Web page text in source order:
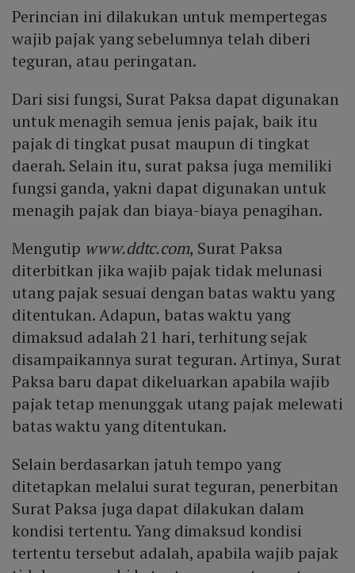
Perincian ini dilakukan untuk mempertegas
wajib pajak yang sebelumnya telah diberi
teguran, atau peringatan.
Dari sisi fungsi, Surat Paksa dapat digunakan
untuk menagih semua jenis pajak, baik itu
pajak di tingkat pusat maupun di tingkat
daerah. Selain itu, surat paksa juga memiliki
fungsi ganda, yakni dapat digunakan untuk
menagih pajak dan biaya-biaya penagihan.
Mengutip www.ddtc.com, Surat Paksa
diterbitkan jika wajib pajak tidak melunasi
utang pajak sesuai dengan batas waktu yang
ditentukan. Adapun, batas waktu yang
dimaksud adalah 21 hari, terhitung sejak
disampaikannya surat teguran. Artinya, Surat
Paksa baru dapat dikeluarkan apabila wajib
pajak tetap menunggak utang pajak melewati
batas waktu yang ditentukan.
Selain berdasarkan jatuh tempo yang
ditetapkan melalui surat teguran, penerbitan
Surat Paksa juga dapat dilakukan dalam
kondisi tertentu. Yang dimaksud kondisi
tertentu tersebut adalah, apabila wajib pajak